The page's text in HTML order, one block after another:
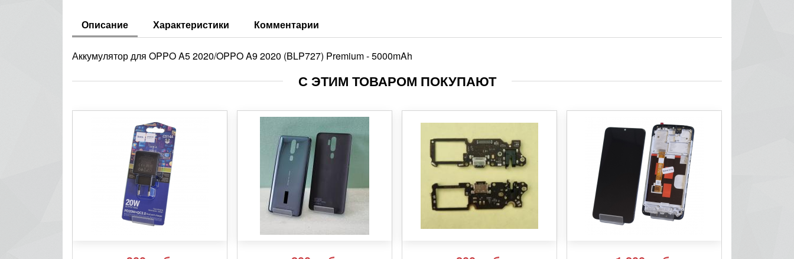
Описание Характеристики Комментарии
Аккумулятор для OPPO A5 2020/OPPO A9 2020 (BLP727) Premium - 5000mAh
С ЭТИМ ТОВАРОМ ПОКУПАЮТ